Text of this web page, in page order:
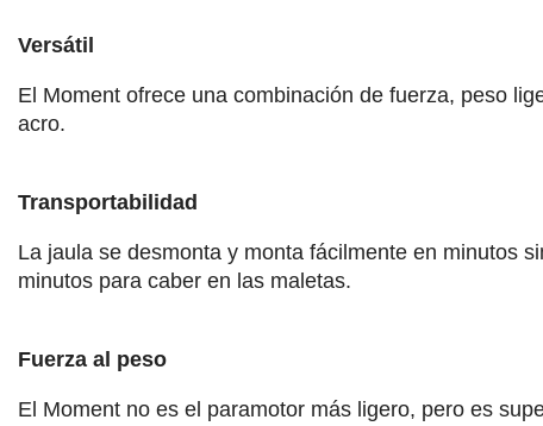
Versátil
El Moment ofrece una combinación de fuerza, peso
acro.
Transportabilidad
La jaula se desmonta y monta fácilmente en minutos
minutos para caber en las maletas.
Fuerza al peso
El Moment no es el paramotor más ligero, pero es